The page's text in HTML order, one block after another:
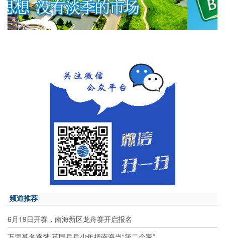
频道推荐
6月19日开赛，南海新区龙舟赛开启报名